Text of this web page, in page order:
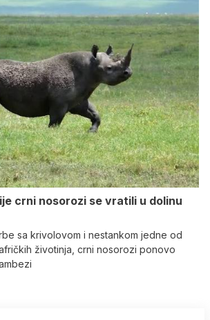
crni nosorozi se vratili u dolinu
sa krivolovom i nestankom jedne od
životinja, crni nosorozi ponovo